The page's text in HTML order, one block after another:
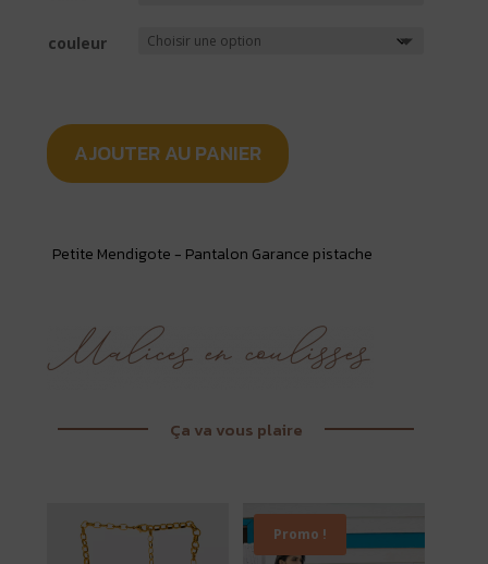
couleur
AJOUTER AU PANIER
Petite Mendigote - Pantalon Garance pistache
Ça va vous plaire
Promo !